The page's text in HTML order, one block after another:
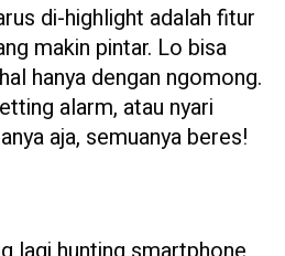
di-highlight adalah fitur
makin pintar. Lo bisa
hanya dengan ngomong.
alarm, atau nyari
aja, semuanya beres!